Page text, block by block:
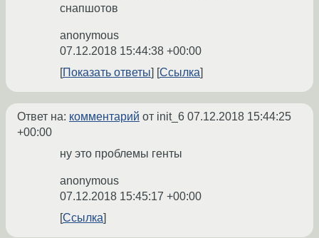
снапшотов
anonymous
07.12.2018 15:44:38 +00:00
Показать ответы
Ссылка
Ответ на: комментарий от init_6 07.12.2018 15:44:25
+00:00
ну это проблемы генты
anonymous
07.12.2018 15:45:17 +00:00
Ссылка